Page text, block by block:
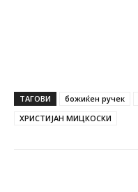
ТАГОВИ божиќен ручек
ХРИСТИЈАН МИЦКОСКИ